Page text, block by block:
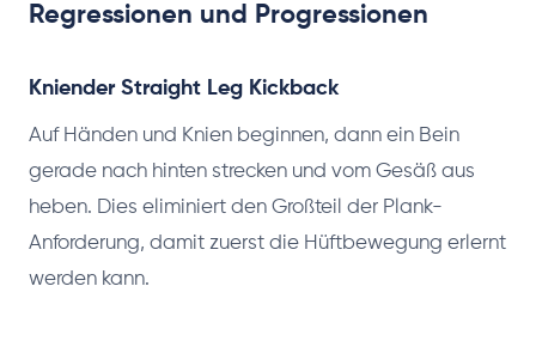
Regressionen und Progressionen
Kniender Straight Leg Kickback
Auf Händen und Knien beginnen, dann ein Bein
gerade nach hinten strecken und vom Gesäß aus
heben. Dies eliminiert den Großteil der Plank-
Anforderung, damit zuerst die Hüftbewegung erlernt
werden kann.